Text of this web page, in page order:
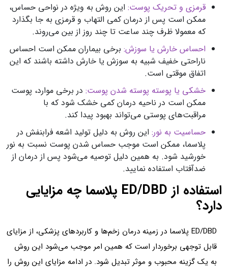
قرمزی و تحریک پوست: این روش به ویژه در نواحی حساس،
ممکن است پس از درمان کمی التهاب و قرمزی به جا بگذارد
که معمولا ظرف چند ساعت تا چند روز از بین می‌روند.
احساس خارش یا سوزش: برخی بیماران ممکن است احساس
ناراحتی خفیف شبیه به سوزش یا خارش داشته باشند که این
اتفاق موقتی است.
خشکی یا پوسته پوسته شدن پوست: در برخی موارد، پوست
ممکن است در ناحیه درمان کمی خشک شود که با
مراقبت‌های پوستی می‌تواند بهبود پیدا کند.
حساسیت به نور: این روش به دلیل تولید اشعه فرابنفش در
پلاسما، ممکن است موجب حساس شدن پوست نسبت به نور
خورشید شود. به همین دلیل توصیه می‌شود پس از درمان از
ضدآفتاب استفاده نمایید.
استفاده از ED/DBD پلاسما چه مزایایی
دارد؟
ED/DBD پلاسما در زمینه درمان زخم‌ها و کاربردهای پزشکی، از مزایای
قابل توجهی برخوردار است که همین امر موجب می‌شود این روش
به یک گزینه محبوب و موثر تبدیل شود. در ادامه مزایای این روش را